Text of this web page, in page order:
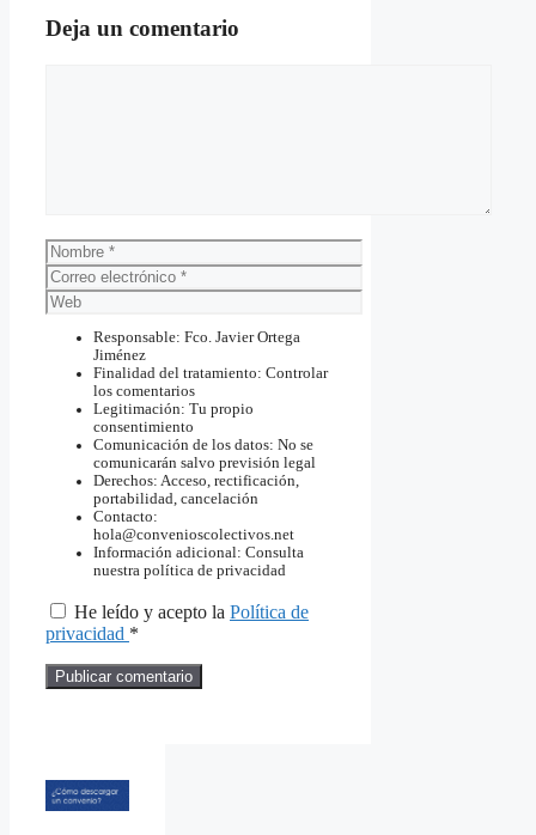
Deja un comentario
Nombre
Correo
electrónico
Web
Responsable: Fco. Javier Ortega
Jiménez
Finalidad del tratamiento: Controlar
los comentarios
Legitimación: Tu propio
consentimiento
Comunicación de los datos: No se
comunicarán salvo previsión legal
Derechos: Acceso, rectificación,
portabilidad, cancelación
Contacto:
hola@convenioscolectivos.net
Información adicional: Consulta
nuestra política de privacidad
He leído y acepto la Política de
privacidad *